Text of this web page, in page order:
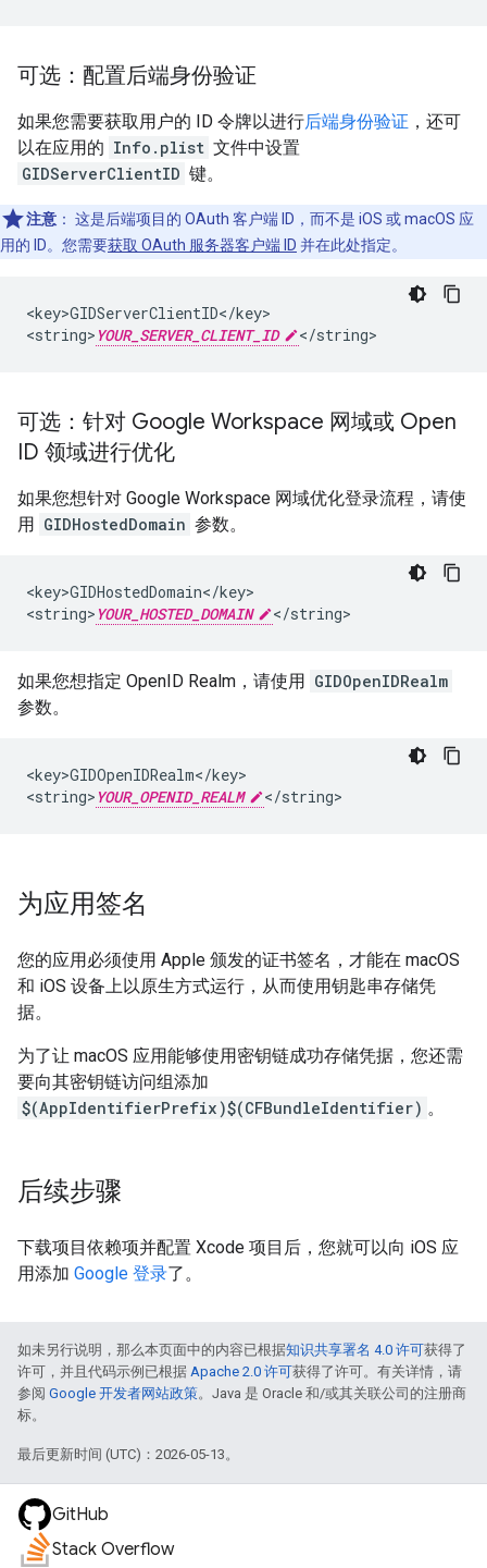
可选：配置后端身份验证
如果您需要获取用户的 ID 令牌以进行后端身份验证 ，还可
以在应用的 Info.plist 文件中设置
GIDServerClientID 键。
注意 ： 这是后端项目的 OAuth 客户端 ID，而不是 iOS 或 macOS 应
用的 ID。您需要获取 OAuth 服务器客户端 ID 并在此处指定。
<key>GIDServerClientID</key>
<string> YOUR_SERVER_CLIENT_ID </string>
可选：针对 Google Workspace 网域或 Open
ID 领域进行优化
如果您想针对 Google Workspace 网域优化登录流程，请使
用 GIDHostedDomain 参数。
<key>GIDHostedDomain</key>
<string> YOUR_HOSTED_DOMAIN </string>
如果您想指定 OpenID Realm，请使用 GIDOpenIDRealm
参数。
<key>GIDOpenIDRealm</key>
<string> YOUR_OPENID_REALM </string>
为应用签名
您的应用必须使用 Apple 颁发的证书签名，才能在 macOS
和 iOS 设备上以原生方式运行，从而使用钥匙串存储凭
据。
为了让 macOS 应用能够使用密钥链成功存储凭据，您还需
要向其密钥链访问组添加
$(AppIdentifierPrefix)$(CFBundleIdentifier) 。
后续步骤
下载项目依赖项并配置 Xcode 项目后，您就可以向 iOS 应
用添加 Google 登录了。
如未另行说明，那么本页面中的内容已根据知识共享署名 4.0 许可获得了
许可，并且代码示例已根据 Apache 2.0 许可获得了许可。有关详情，请
参阅 Google 开发者网站政策。Java 是 Oracle 和/或其关联公司的注册商
标。
最后更新时间 (UTC)：2026-05-13。
GitHub
Stack Overflow